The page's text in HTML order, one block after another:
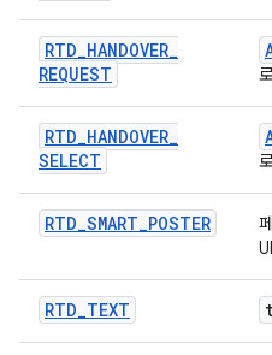
RTD_HANDOVER_
REQUEST
RTD_HANDOVER_
SELECT
RTD_SMART_POSTER
RTD_TEXT